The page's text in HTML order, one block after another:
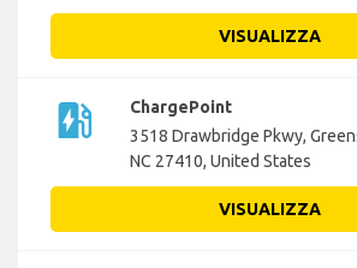
VISUALIZZA
ev_station
ChargePoint
3518 Drawbridge Pkwy,
NC 27410, United States
VISUALIZZA